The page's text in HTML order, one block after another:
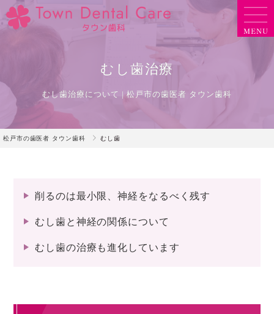
むし歯治療
むし歯治療について | 松戸市の歯医者 タウン歯科
松戸市の歯医者 タウン歯科 むし歯
削るのは最小限、神経をなるべく残す
むし歯と神経の関係について
むし歯の治療も進化しています